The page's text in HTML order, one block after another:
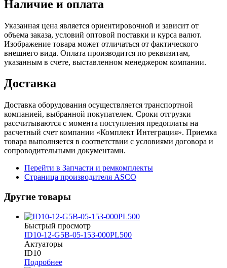
Наличие и оплата
Указанная цена является ориентировочной и зависит от
объема заказа, условий оптовой поставки и курса валют.
Изображение товара может отличаться от фактического
внешнего вида. Оплата производится по реквизитам,
указанным в счете, выставленном менеджером компании.
Доставка
Доставка оборудования осуществляется транспортной
компанией, выбранной покупателем. Сроки отгрузки
рассчитываются с момента поступления предоплаты на
расчетный счет компании «Комплект Интеграция». Приемка
товара выполняется в соответствии с условиями договора и
сопроводительными документами.
Перейти в Запчасти и ремкомплекты
Страница производителя ASCO
Другие товары
Быстрый просмотр
ID10-12-G5B-05-153-000PL500
Актуаторы
ID10
Подробнее